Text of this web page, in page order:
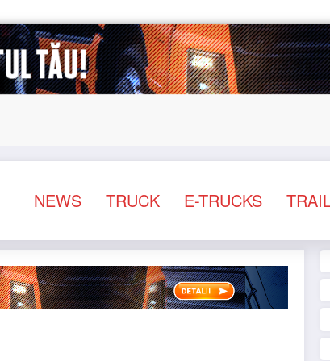
NEWS TRUCK E-TRUCKS
TRUCK